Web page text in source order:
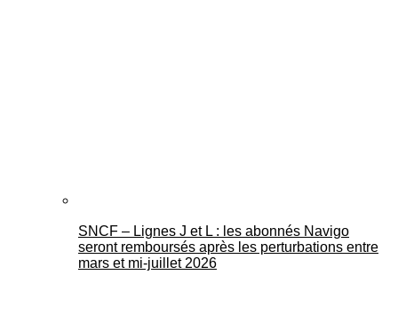
SNCF – Lignes J et L : les abonnés Navigo
seront remboursés après les perturbations entre
mars et mi-juillet 2026